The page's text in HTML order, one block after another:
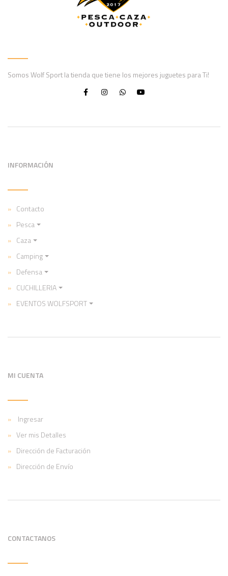
Somos Wolf Sport la tienda que tiene los mejores juguetes para Ti!
INFORMACIÓN
Contacto
Pesca
Caza
Camping
Defensa
CUCHILLERIA
EVENTOS WOLFSPORT
MI CUENTA
Ingresar
Ver mis Detalles
Dirección de Facturación
Dirección de Envío
CONTACTANOS